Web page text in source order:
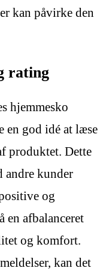
kan påvirke den
rating
hjemmesko
en god idé at læse
produktet. Dette
andre kunder
og
en afbalanceret
og komfort.
kan det